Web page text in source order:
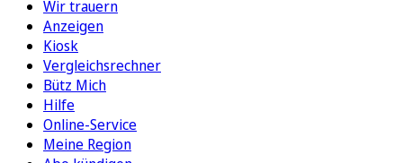
Wir trauern
Anzeigen
Kiosk
Vergleichsrechner
Bütz Mich
Hilfe
Online-Service
Meine Region